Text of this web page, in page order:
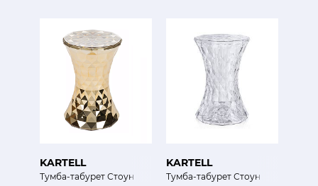
KARTELL
Тумба-табурет Стоун
KARTELL
Тумба-табурет Стоун